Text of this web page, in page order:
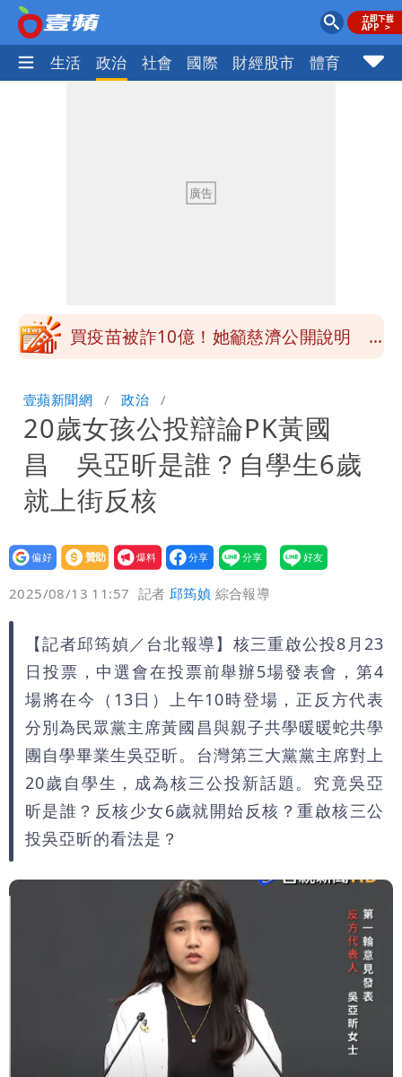
尚 生活 政治 社會 國際 財經股市 體育 壹蘋
勝：時間久看出睿智
白海豚今下午2點半發海警！陸警機率最
最快今晚移送北檢複訊
買疫苗被詐10億！她籲慈濟公開說明
驚：戰局變五五波
白海豚颱風攪局父親節！明雨量「紅到發
紫」
女律師詐慈濟10億 坐擁232公斤黃金仍
接案！同業酸：我輩楷模
明金成離世留下雙胞胎 4歲兒與老師一
段對話催淚
演習登場！搭雙鐵、航班3大注意事項快
看
慈濟遭詐10.6億！網紅揪聲明「疑點重
重」 1細節避而不談
蔣萬安民調只贏5％「現任優勢去哪？」
媒體人嘆：真的該緊張了
97萬網紅「肥大叔」驚傳猝逝！最後身
影曝 網驚覺不對
慈濟被騙10億！陳時中一語成讖 王必
勝：時間久看出睿智
白海豚今下午2點半發海警！陸警機率最
高是這縣市
壹蘋新聞網 政治
20歲女孩公投辯論PK黃國
昌 吳亞昕是誰？自學生6歲
就上街反核
設為
贊助
我要
爆料
2025/08/13 11:57 記者邱筠媜 綜合報導
【記者邱筠媜／台北報導】核三重啟公投8月23
日投票，中選會在投票前舉辦5場發表會，第4
場將在今（13日）上午10時登場，正反方代表
分別為民眾黨主席黃國昌與親子共學暖暖蛇共學
團自學畢業生吳亞昕。台灣第三大黨黨主席對上
20歲自學生，成為核三公投新話題。究竟吳亞
昕是誰？反核少女6歲就開始反核？重啟核三公
投吳亞昕的看法是？